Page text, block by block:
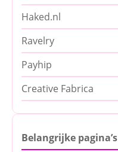
Haked.nl
Ravelry
Payhip
Creative Fabrica
Belangrijke pagina’s